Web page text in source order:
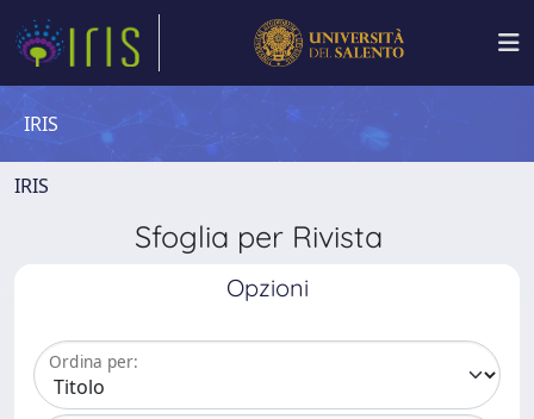
IRIS
IRIS
Sfoglia per Rivista
Opzioni
Ordina per: